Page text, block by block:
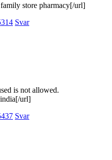
store pharmacy[/url]
Svar
is not allowed.
url]
Svar